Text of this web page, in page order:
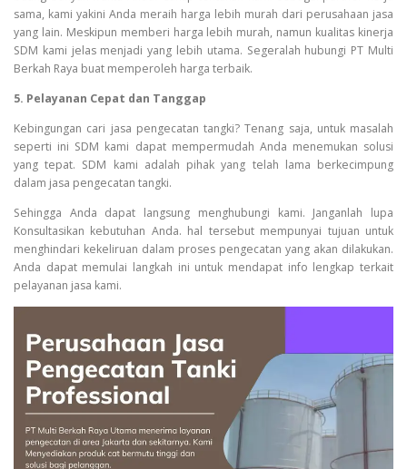
sama, kami yakini Anda meraih harga lebih murah dari perusahaan jasa
yang lain. Meskipun memberi harga lebih murah, namun kualitas kinerja
SDM kami jelas menjadi yang lebih utama. Segeralah hubungi PT Multi
Berkah Raya buat memperoleh harga terbaik.
5. Pelayanan Cepat dan Tanggap
Kebingungan cari jasa pengecatan tangki? Tenang saja, untuk masalah
seperti ini SDM kami dapat mempermudah Anda menemukan solusi
yang tepat. SDM kami adalah pihak yang telah lama berkecimpung
dalam jasa pengecatan tangki.
Sehingga Anda dapat langsung menghubungi kami. Janganlah lupa
Konsultasikan kebutuhan Anda. hal tersebut mempunyai tujuan untuk
menghindari kekeliruan dalam proses pengecatan yang akan dilakukan.
Anda dapat memulai langkah ini untuk mendapat info lengkap terkait
pelayanan jasa kami.